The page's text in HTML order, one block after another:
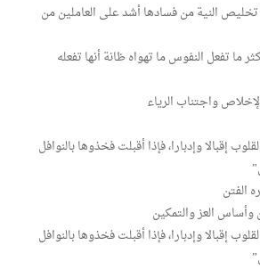
النية من فسادها أشد على العاملين من
ما تفعل النفوس ما تهواه ظانة أنها تفعله
واجتناب الرياء
إقبالا وإدبارا، فإذا أقبلت فخذوها بالنوافل
الفتن
وأساس العز والتمكين
إقبالا وإدبارا، فإذا أقبلت فخذوها بالنوافل